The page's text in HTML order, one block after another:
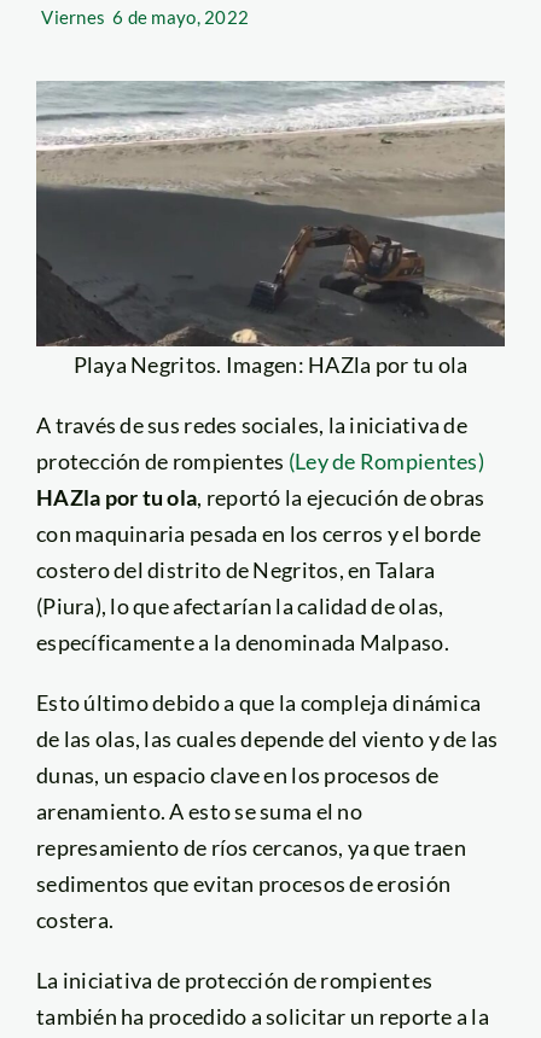
Viernes 6 de mayo, 2022
Playa Negritos. Imagen: HAZla por tu ola
A través de sus redes sociales, la iniciativa de
protección de rompientes (Ley de Rompientes)
HAZla por tu ola, reportó la ejecución de obras
con maquinaria pesada en los cerros y el borde
costero del distrito de Negritos, en Talara
(Piura), lo que afectarían la calidad de olas,
específicamente a la denominada Malpaso.
Esto último debido a que la compleja dinámica
de las olas, las cuales depende del viento y de las
dunas, un espacio clave en los procesos de
arenamiento. A esto se suma el no
represamiento de ríos cercanos, ya que traen
sedimentos que evitan procesos de erosión
costera.
La iniciativa de protección de rompientes
también ha procedido a solicitar un reporte a la